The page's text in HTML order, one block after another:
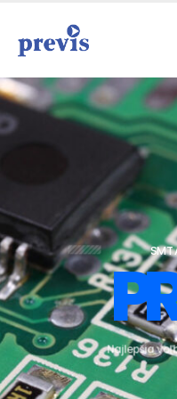
SMT
PR
Najlepšiavoľ